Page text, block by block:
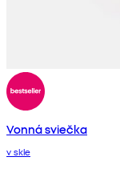
Vonná sviečka
v skle